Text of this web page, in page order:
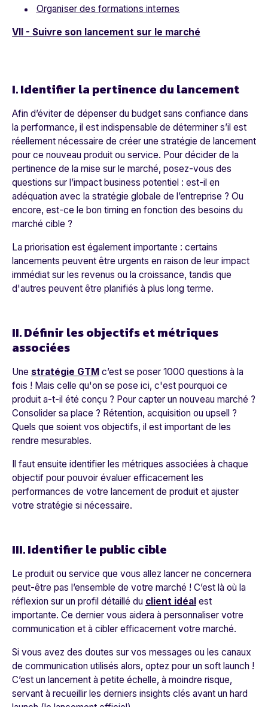
Organiser des formations internes
VII - Suivre son lancement sur le marché
I. Identifier la pertinence du lancement
Afin d’éviter de dépenser du budget sans confiance dans
la performance, il est indispensable de déterminer s’il est
réellement nécessaire de créer une stratégie de lancement
pour ce nouveau produit ou service. Pour décider de la
pertinence de la mise sur le marché, posez-vous des
questions sur l’impact business potentiel : est-il en
adéquation avec la stratégie globale de l’entreprise ? Ou
encore, est-ce le bon timing en fonction des besoins du
marché cible ?
La priorisation est également importante : certains
lancements peuvent être urgents en raison de leur impact
immédiat sur les revenus ou la croissance, tandis que
d'autres peuvent être planifiés à plus long terme.
II. Définir les objectifs et métriques
associées
Une stratégie GTM c’est se poser 1000 questions à la
fois ! Mais celle qu'on se pose ici, c'est pourquoi ce
produit a-t-il été conçu ? Pour capter un nouveau marché ?
Consolider sa place ? Rétention, acquisition ou upsell ?
Quels que soient vos objectifs, il est important de les
rendre mesurables.
Il faut ensuite identifier les métriques associées à chaque
objectif pour pouvoir évaluer efficacement les
performances de votre lancement de produit et ajuster
votre stratégie si nécessaire.
III. Identifier le public cible
Le produit ou service que vous allez lancer ne concernera
peut-être pas l’ensemble de votre marché ! C’est là où la
réflexion sur un profil détaillé du client idéal est
importante. Ce dernier vous aidera à personnaliser votre
communication et à cibler efficacement votre marché.
Si vous avez des doutes sur vos messages ou les canaux
de communication utilisés alors, optez pour un soft launch !
C’est un lancement à petite échelle, à moindre risque,
servant à recueillir les derniers insights clés avant un hard